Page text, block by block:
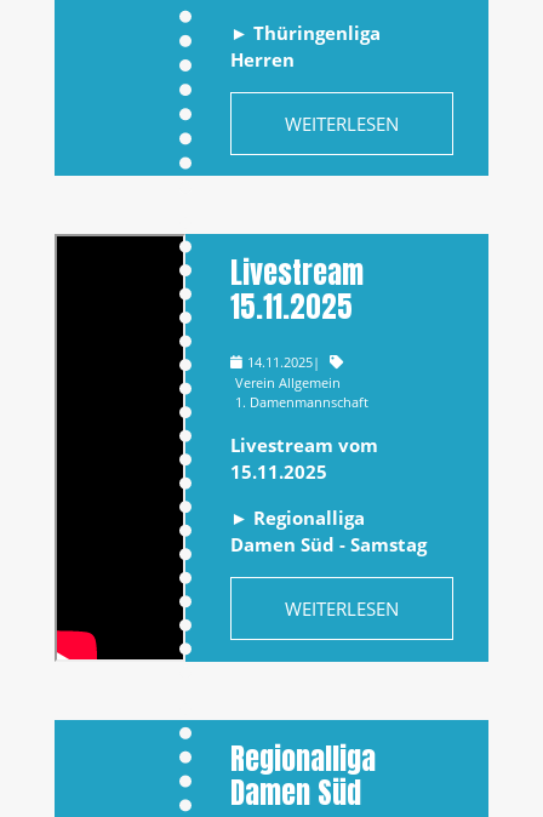
► Thüringenliga
Herren
WEITERLESEN
Livestream
15.11.2025
14.11.2025|
Verein Allgemein
1. Damenmannschaft
Livestream vom
15.11.2025
► Regionalliga
Damen Süd - Samstag
WEITERLESEN
Regionalliga
Damen Süd